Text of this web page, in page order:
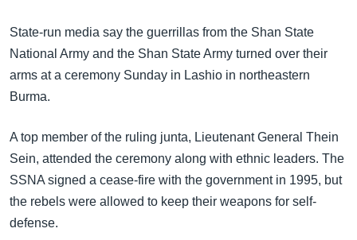
အ
ညွန်း
စာမျက်နှာ
သို့
ကြည့်
ရန်
ရှာဖွေ
ရန်
နေရာ
Learning English
ဗွီအိုအေ လူမှုကွန်ယက်များ
ဘာသာစကားများ
State-run media say the guerrillas from the Shan State
National Army and the Shan State Army turned over their
arms at a ceremony Sunday in Lashio in northeastern
Burma.
A top member of the ruling junta, Lieutenant General Thein
Sein, attended the ceremony along with ethnic leaders. The
SSNA signed a cease-fire with the government in 1995, but
the rebels were allowed to keep their weapons for self-
defense.